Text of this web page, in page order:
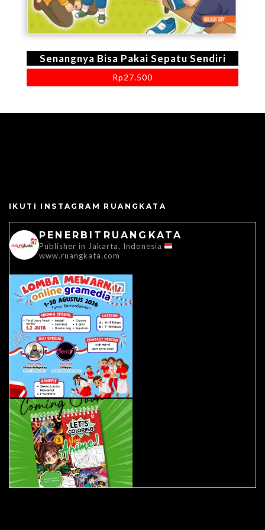
Senangnya Bisa Pakai Sepatu Sendiri
Rp27.500
IKUTI INSTAGRAM RUANGKATA
PENERBITRUANGKATA
Publisher in Jakarta, Indonesia
www.ruangkata.com